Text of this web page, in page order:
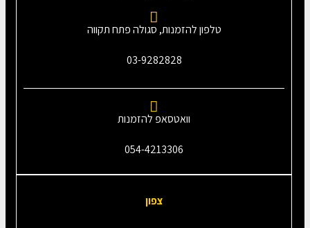
טלפון להזמנות, סגולה פתח תקווה
03-9282828
וואטסאפ להזמנות
054-4213306
צפון